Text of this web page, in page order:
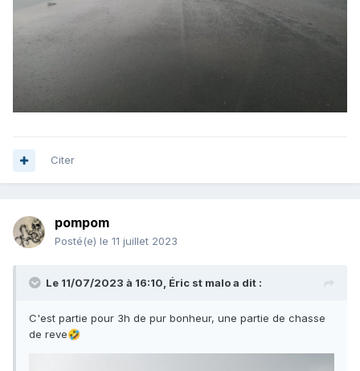
Citer
pompom
Posté(e) le 11 juillet 2023
Le 11/07/2023 à 16:10, Éric st maloa dit :
C'est partie pour 3h de pur bonheur, une partie de chasse
de reve🤣